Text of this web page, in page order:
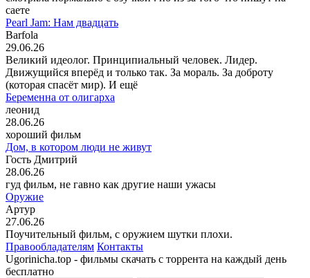
саете
Pearl Jam: Нам двадцать
Barfola
29.06.26
Великий идеолог. Принципиальный человек. Лидер.
Движущийся вперёд и только так. За мораль. За доброту
(которая спасёт мир). И ещё
Беременна от олигарха
леонид
28.06.26
хороший фильм
Дом, в котором люди не живут
Гость Дмитрий
28.06.26
гуд фильм, не гавно как другие наши ужасы
Оружие
Артур
27.06.26
Поучительный фильм, с оружием шутки плохи.
Правообладателям Контакты
Ugorinicha.top - фильмы скачать с торрента на каждый день
бесплатно